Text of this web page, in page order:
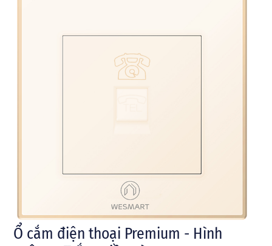
Ổ cắm điện thoại Premium - Hình